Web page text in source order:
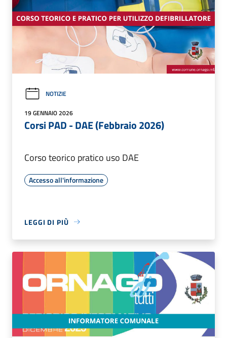
NOTIZIE
19 GENNAIO 2026
Corsi PAD - DAE (Febbraio 2026)
Corso teorico pratico uso DAE
Accesso all'informazione
LEGGI DI PIÙ